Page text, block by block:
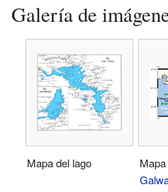
Galería de
Mapa del lago